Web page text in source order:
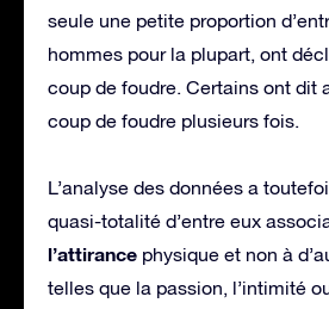
seule une petite proportion
hommes pour la plupart, ont
coup de foudre. Certains ont dit
coup de foudre plusieurs fois.
L’analyse des données a
quasi-totalité d’entre eux
l’attirance physique et non à
telles que la passion, l’intimité